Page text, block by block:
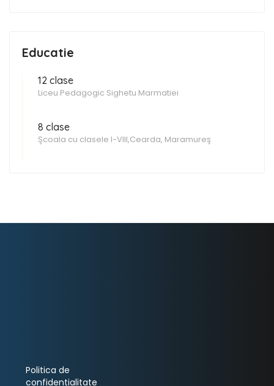
Educatie
12 clase
Liceu Pedagogic Sighetu Marmatiei
8 clase
Şcoala cu clasele I-VIII,Cearda, Maramureş
Politica de
confidentialitate